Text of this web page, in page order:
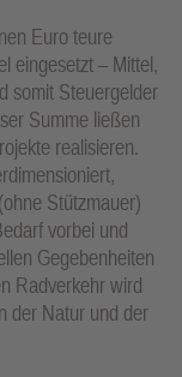
Euro teure
eingesetzt – Mittel,
somit Steuergelder
Summe ließen
realisieren.
Stützmauer)
vorbei und
Gegebenheiten
Radverkehr wird
der Natur und der